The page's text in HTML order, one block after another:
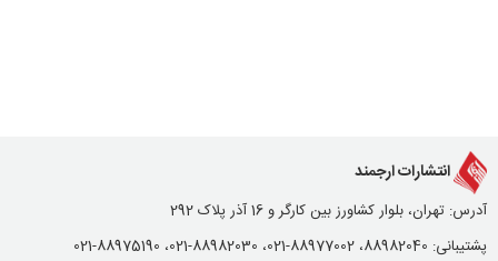
انتشارات ارجمند
آدرس: تهران، بلوار کشاورز بین کارگر و 16 آذر پلاک 292
پشتیبانی: 88982040، 88977002-021، 88982030-021، 88975190-021